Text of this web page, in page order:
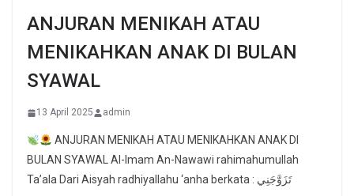
ANJURAN MENIKAH ATAU
MENIKAHKAN ANAK DI BULAN
SYAWAL
13 April 2025 admin
ANJURAN MENIKAH ATAU MENIKAHKAN ANAK DI
BULAN SYAWAL Al-Imam An-Nawawi rahimahumullah
Ta’ala Dari Aisyah radhiyallahu ‘anha berkata : تَزَوَّجَنِي